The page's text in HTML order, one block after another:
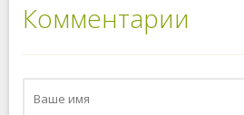
Комментарии